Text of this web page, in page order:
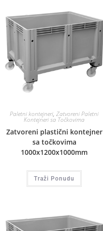
Paletni kontejneri, Zatvoreni Paletni
Kontejneri sa Točkovima
Zatvoreni plastični kontejner
sa točkovima
1000x1200x1000mm
Traži Ponudu